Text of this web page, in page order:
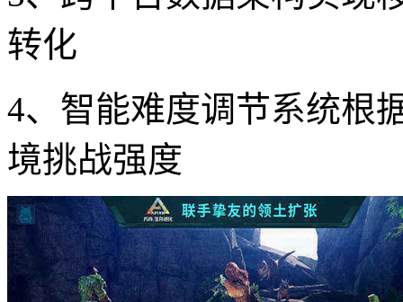
转化
4、智能难度调节系统根
境挑战强度